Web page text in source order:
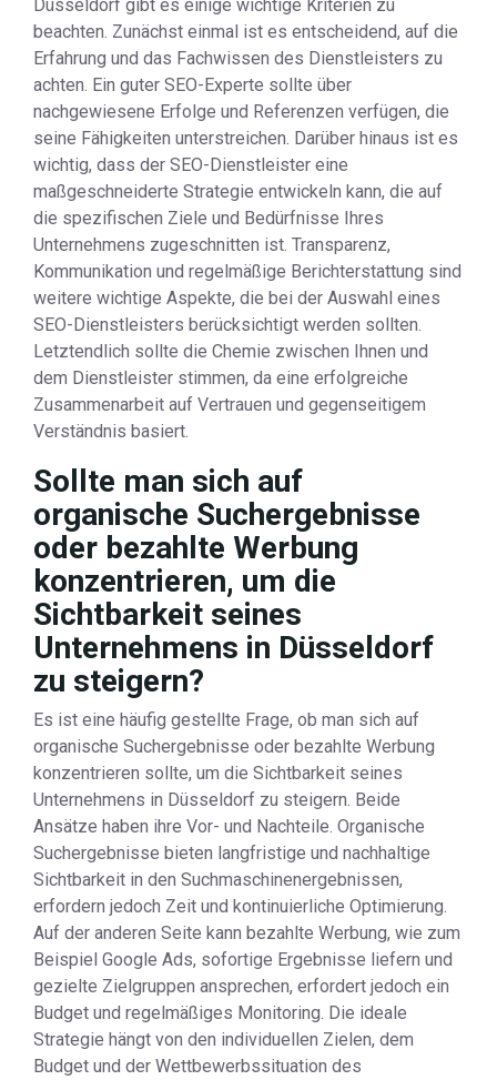
Düsseldorf gibt es einige wichtige Kriterien zu
beachten. Zunächst einmal ist es entscheidend, auf die
Erfahrung und das Fachwissen des Dienstleisters zu
achten. Ein guter SEO-Experte sollte über
nachgewiesene Erfolge und Referenzen verfügen, die
seine Fähigkeiten unterstreichen. Darüber hinaus ist es
wichtig, dass der SEO-Dienstleister eine
maßgeschneiderte Strategie entwickeln kann, die auf
die spezifischen Ziele und Bedürfnisse Ihres
Unternehmens zugeschnitten ist. Transparenz,
Kommunikation und regelmäßige Berichterstattung sind
weitere wichtige Aspekte, die bei der Auswahl eines
SEO-Dienstleisters berücksichtigt werden sollten.
Letztendlich sollte die Chemie zwischen Ihnen und
dem Dienstleister stimmen, da eine erfolgreiche
Zusammenarbeit auf Vertrauen und gegenseitigem
Verständnis basiert.
Sollte man sich auf
organische Suchergebnisse
oder bezahlte Werbung
konzentrieren, um die
Sichtbarkeit seines
Unternehmens in Düsseldorf
zu steigern?
Es ist eine häufig gestellte Frage, ob man sich auf
organische Suchergebnisse oder bezahlte Werbung
konzentrieren sollte, um die Sichtbarkeit seines
Unternehmens in Düsseldorf zu steigern. Beide
Ansätze haben ihre Vor- und Nachteile. Organische
Suchergebnisse bieten langfristige und nachhaltige
Sichtbarkeit in den Suchmaschinenergebnissen,
erfordern jedoch Zeit und kontinuierliche Optimierung.
Auf der anderen Seite kann bezahlte Werbung, wie zum
Beispiel Google Ads, sofortige Ergebnisse liefern und
gezielte Zielgruppen ansprechen, erfordert jedoch ein
Budget und regelmäßiges Monitoring. Die ideale
Strategie hängt von den individuellen Zielen, dem
Budget und der Wettbewerbssituation des